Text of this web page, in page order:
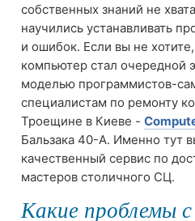
собственных знаний не
научились устанавливать
и ошибок. Если вы не
компьютер стал очередной
моделью программистов-
специалистам по ремонту
Троещине в Киеве -
Бальзака 40-А. Именно тут
качественный сервис по
мастеров столичного СЦ.
Какие проблемы